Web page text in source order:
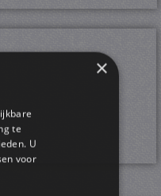
×
te
U
voor